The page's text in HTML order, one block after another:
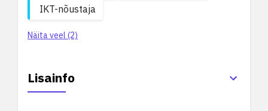
IKT-nõustaja
Näita veel (2)
Lisainfo